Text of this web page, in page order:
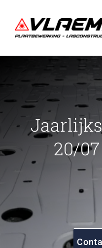
naar
inhoud
Plaatbewerking
Lasconstructie
Poederlakken
Projecten
FAQ
20/